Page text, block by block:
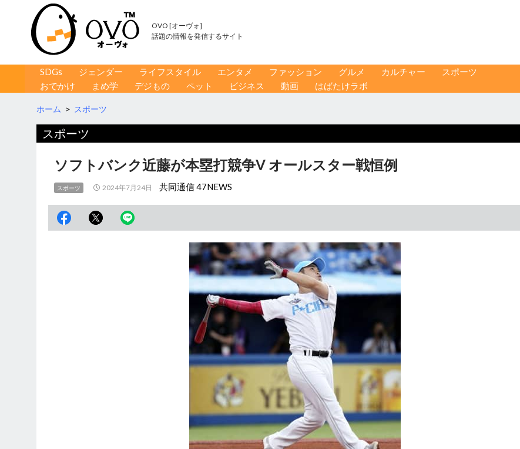
OVO [オーヴォ]
話題の情報を発信するサイト
コンテンツへ移動
SDGs ジェンダー ライフスタイル エンタメ ファッション グルメ カルチャー
スポーツ
おでかけ
まめ学 デジもの ペット ビジネス 動画 はばたけラボ
ホーム > スポーツ
スポーツ
ソフトバンク近藤が本塁打競争V オールスター戦恒例
スポーツ 2024年7月24日 共同通信 47NEWS